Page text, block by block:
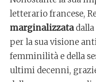
letterario francese,
marginalizzatadalla
per la sua visione
femminilità e della
ultimi decenni,